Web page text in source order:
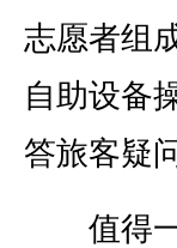
志愿者组
自助设备
答旅客疑
值得一